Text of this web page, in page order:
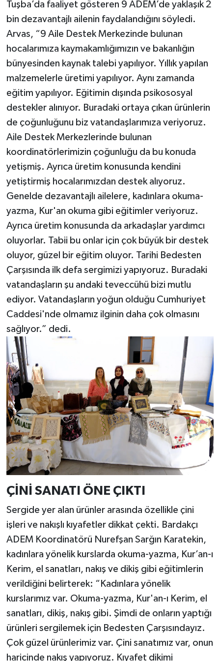
Tuşba’da faaliyet gösteren 9 ADEM’de yaklaşık 2
bin dezavantajlı ailenin faydalandığını söyledi.
Arvas, “9 Aile Destek Merkezinde bulunan
hocalarımıza kaymakamlığımızın ve bakanlığın
bünyesinden kaynak talebi yapılıyor. Yıllık yapılan
malzemelerle üretimi yapılıyor. Aynı zamanda
eğitim yapılıyor. Eğitimin dışında psikososyal
destekler alınıyor. Buradaki ortaya çıkan ürünlerin
de çoğunluğunu biz vatandaşlarımıza veriyoruz.
Aile Destek Merkezlerinde bulunan
koordinatörlerimizin çoğunluğu da bu konuda
yetişmiş. Ayrıca üretim konusunda kendini
yetiştirmiş hocalarımızdan destek alıyoruz.
Genelde dezavantajlı ailelere, kadınlara okuma-
yazma, Kur'an okuma gibi eğitimler veriyoruz.
Ayrıca üretim konusunda da arkadaşlar yardımcı
oluyorlar. Tabii bu onlar için çok büyük bir destek
oluyor, güzel bir eğitim oluyor. Tarihi Bedesten
Çarşısında ilk defa sergimizi yapıyoruz. Buradaki
vatandaşların şu andaki teveccühü bizi mutlu
ediyor. Vatandaşların yoğun olduğu Cumhuriyet
Caddesi'nde olmamız ilginin daha çok olmasını
sağlıyor.” dedi.
ÇİNİ SANATI ÖNE ÇIKTI
Sergide yer alan ürünler arasında özellikle çini
işleri ve nakışlı kıyafetler dikkat çekti. Bardakçı
ADEM Koordinatörü Nurefşan Sarğın Karatekin,
kadınlara yönelik kurslarda okuma-yazma, Kur’an-ı
Kerim, el sanatları, nakış ve dikiş gibi eğitimlerin
verildiğini belirterek: “Kadınlara yönelik
kurslarımız var. Okuma-yazma, Kur'an-ı Kerim, el
sanatları, dikiş, nakış gibi. Şimdi de onların yaptığı
ürünleri sergilemek için Bedesten Çarşısındayız.
Çok güzel ürünlerimiz var. Çini sanatımız var, onun
haricinde nakış yapıyoruz. Kıyafet dikimi